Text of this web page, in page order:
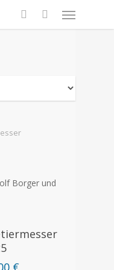
search
Menu
Borger und
Warenkorb
€